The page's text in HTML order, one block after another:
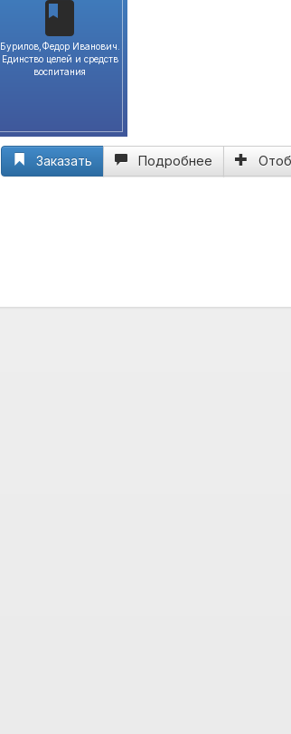
Бурилов,Федор Иванович.
Единство целей и средств
воспитания
Заказать Подробнее